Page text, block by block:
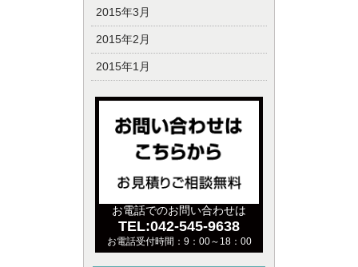
2015年3月
2015年2月
2015年1月
お電話でのお問い合わせは
TEL:042-545-9638
お電話受付時間：9：00～18：00